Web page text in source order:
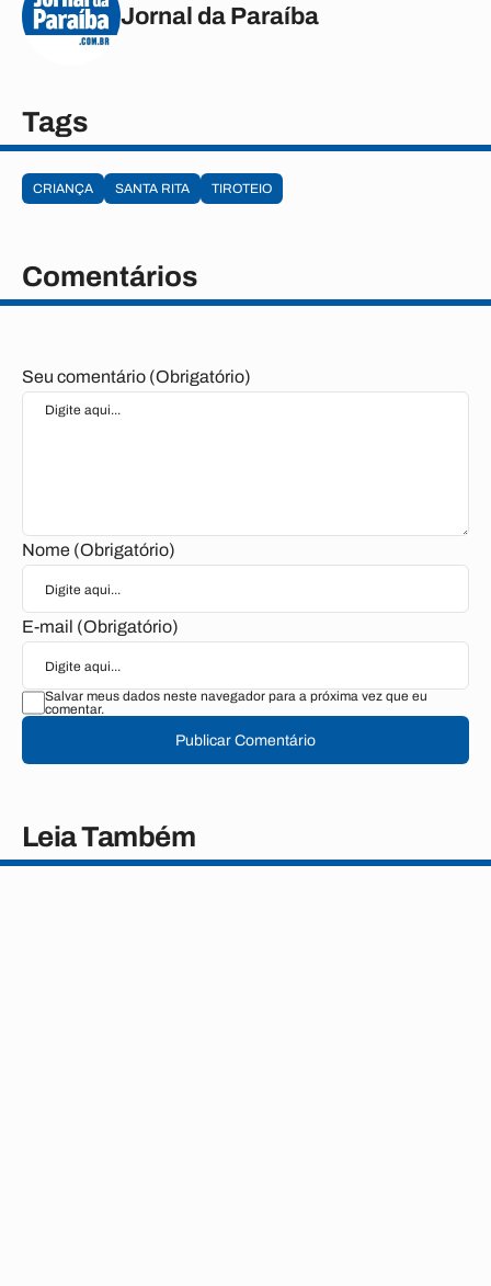
Jornal da Paraíba
Tags
CRIANÇA SANTA RITA TIROTEIO
Comentários
Seu comentário (Obrigatório)
Nome (Obrigatório)
E-mail (Obrigatório)
Salvar meus dados neste navegador para a próxima vez que eu
comentar.
Publicar Comentário
Leia Também